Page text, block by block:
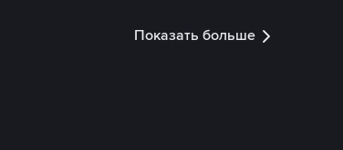
Показать больше